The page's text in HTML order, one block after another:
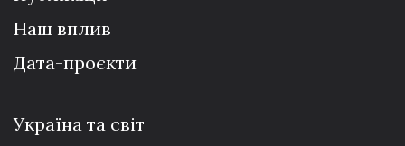
Наш вплив
Дата-проєкти
Україна та світ